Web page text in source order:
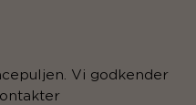
Vi godkender